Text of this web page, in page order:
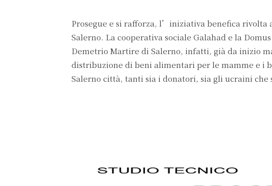
Prosegue e si rafforza, l’iniziativa benefica
Salerno. La cooperativa sociale Galahad e la
Demetrio Martire di Salerno, infatti, già da inizio
distribuzione di beni alimentari per le mamme e i
Salerno città, tanti sia i donatori, sia gli ucraini che